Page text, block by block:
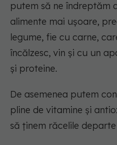
putem să ne îndreptăm
alimente mai ușoare,
legume, fie cu carne,
încălzesc, vin și cu un
și proteine.
De asemenea putem
pline de vitamine și
să ținem răcelile